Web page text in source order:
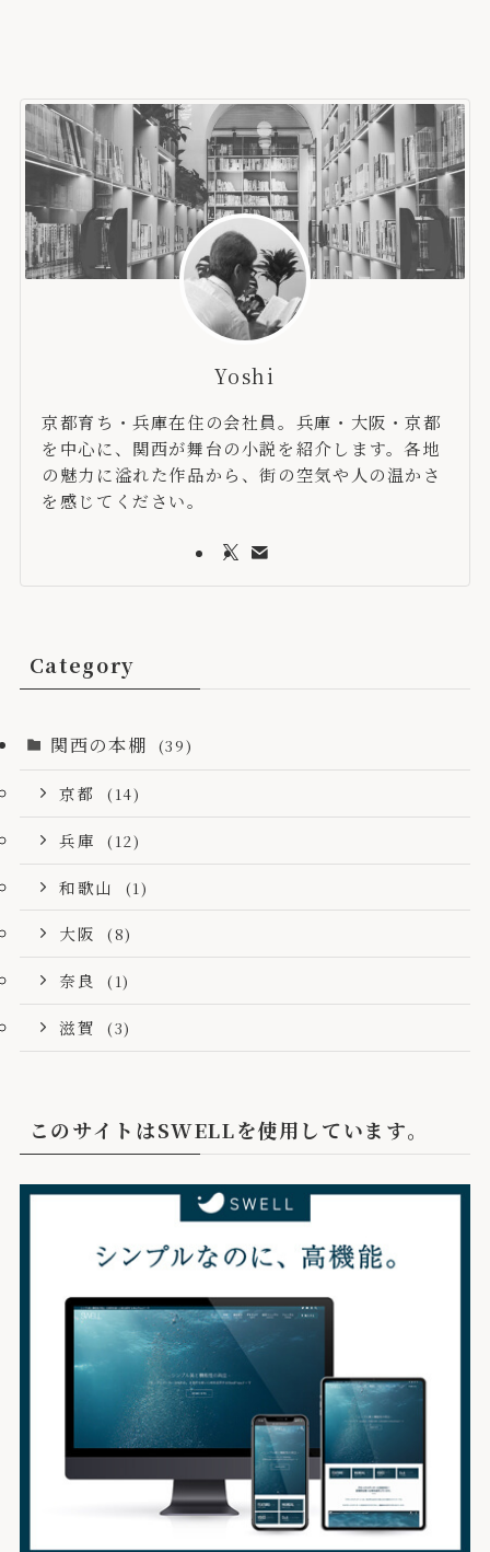
Yoshi
京都育ち・兵庫在住の会社員。兵庫・大阪・京都
を中心に、関西が舞台の小説を紹介します。各地
の魅力に溢れた作品から、街の空気や人の温かさ
を感じてください。
Category
関西の本棚 (39)
京都 (14)
兵庫 (12)
和歌山 (1)
大阪 (8)
奈良 (1)
滋賀 (3)
このサイトはSWELLを使用しています。